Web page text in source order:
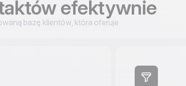
efektywnie
bazę klientów, która oferuje